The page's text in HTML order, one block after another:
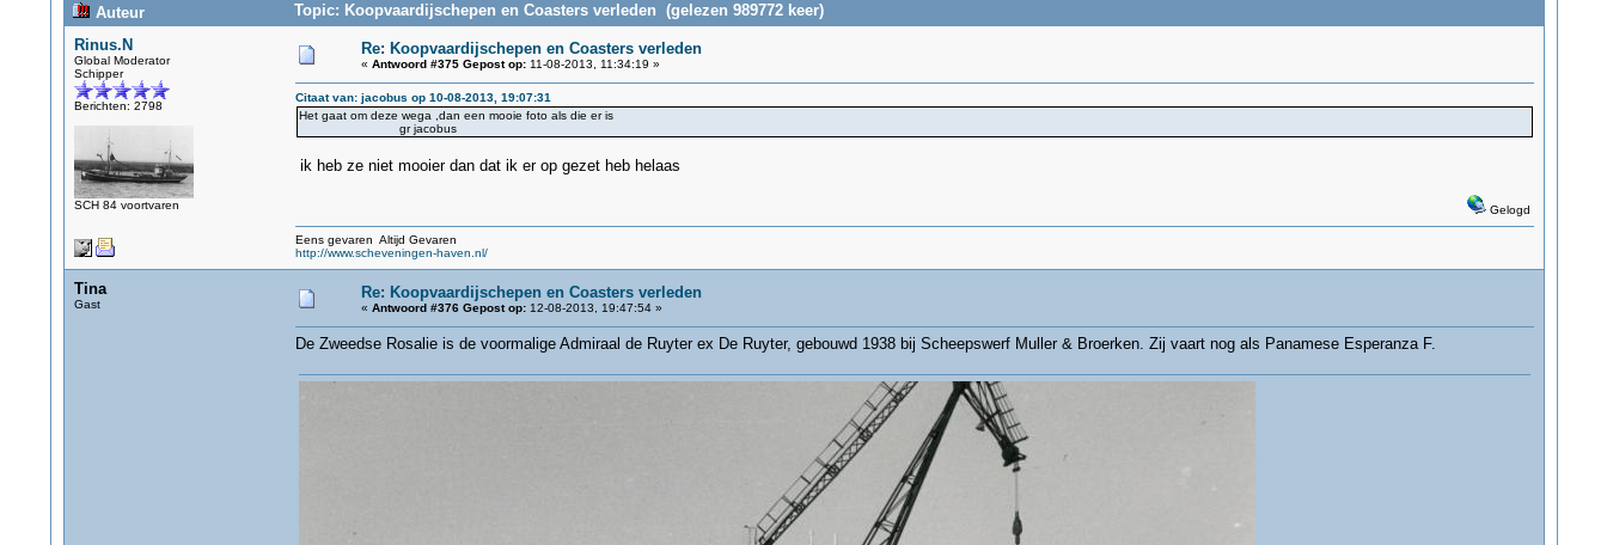
Auteur
Topic: Koopvaardijschepen en Coasters verleden (gelezen 989772 keer)
Rinus.N
Global Moderator
Schipper
Berichten: 2798
SCH 84 voortvaren
Re: Koopvaardijschepen en Coasters verleden
« Antwoord #375 Gepost op:11-08-2013, 11:34:19 »
Citaat van: jacobus op 10-08-2013, 19:07:31
Het gaat om deze wega ,dan een mooie foto als die er is
gr jacobus
ik heb ze niet mooier dan dat ik er op gezet heb helaas
Gelogd
Eens gevaren Altijd Gevaren
http://www.scheveningen-haven.nl/
Tina
Gast
Re: Koopvaardijschepen en Coasters verleden
« Antwoord #376 Gepost op:12-08-2013, 19:47:54 »
De Zweedse Rosalie is de voormalige Admiraal de Ruyter ex De Ruyter, gebouwd 1938 bij Scheepswerf Muller & Broerken. Zij vaart nog als Panamese Esperanza F.